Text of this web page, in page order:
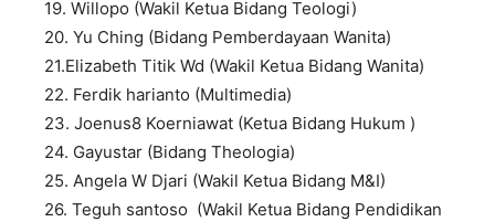
19. Willopo (Wakil Ketua Bidang Teologi)
20. Yu Ching (Bidang Pemberdayaan Wanita)
21.Elizabeth Titik Wd (Wakil Ketua Bidang Wanita)
22. Ferdik harianto (Multimedia)
23. Joenus8 Koerniawat (Ketua Bidang Hukum )
24. Gayustar (Bidang Theologia)
25. Angela W Djari (Wakil Ketua Bidang M&I)
26. Teguh santoso (Wakil Ketua Bidang Pendidikan